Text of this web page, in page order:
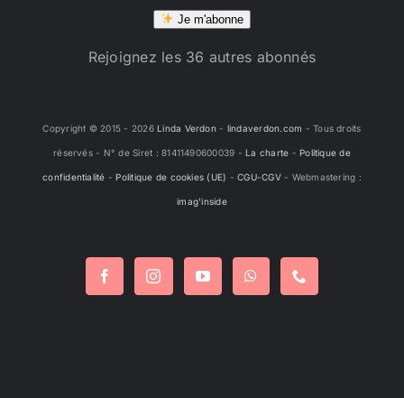
Je m'abonne
Rejoignez les 36 autres abonnés
Copyright © 2015 - 2026 Linda Verdon- lindaverdon.com - Tous droits
réservés - N° de Siret : 81411490600039 - La charte - Politique de
confidentialité - Politique de cookies (UE) -CGU-CGV- Webmastering :
imag'inside